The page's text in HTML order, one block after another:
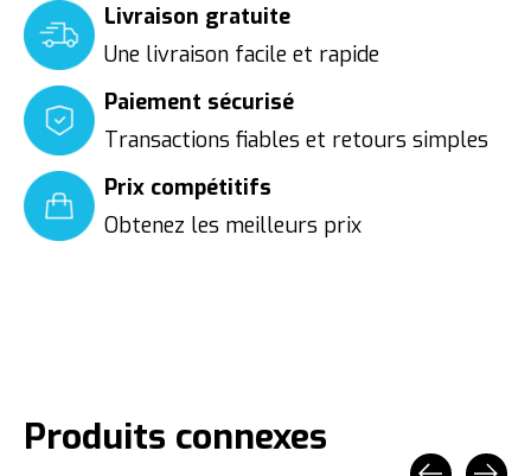
Livraison gratuite
Une livraison facile et rapide
Paiement sécurisé
Transactions fiables et retours simples
Prix compétitifs
Obtenez les meilleurs prix
Produits connexes